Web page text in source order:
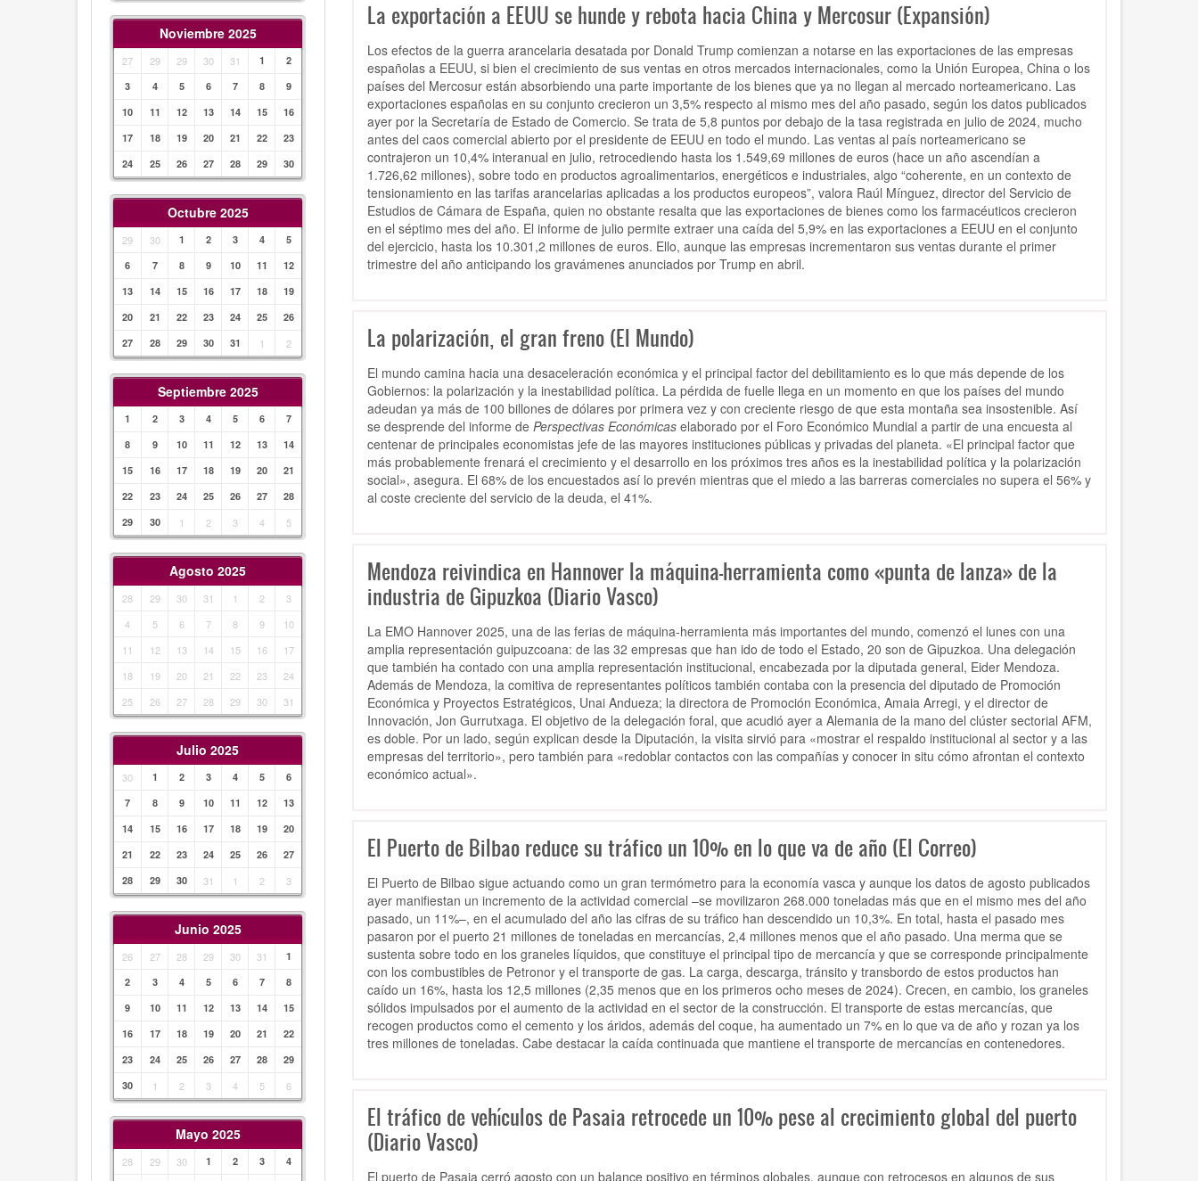
Noviembre 2025
27 29 29 30 31 1
2
3
4 5 6 7 8
9
10
11 12 13 14 15
16
17
18 19 20 21 22
23
24
25 26 27 28 29 30
Octubre 2025
29 30 1 2 3 4
5
6
7 8 9 10 11
12
13
14 15 16 17 18
19
20
21 22 23 24 25
26
27
28 29 30 31 1 2
Septiembre 2025
1 2 3 4 5 6
7
8
9 10 11 12 13
14
15
16 17 18 19 20
21
22
23 24 25 26 27
28
29
30 1 2 3 4 5
Agosto 2025
28 29 30 31 1 2
3
4
5 6 7 8 9
10
11
12 13 14 15 16
17
18
19 20 21 22 23
24
25
26 27 28 29 30 31
Julio 2025
30 1 2 3 4 5
6
7
8 9 10 11 12
13
14
15 16 17 18 19
20
21
22 23 24 25 26
27
28
29 30 31 1 2 3
Junio 2025
26 27 28 29 30 31
1
2
3 4 5 6 7
8
9
10 11 12 13 14
15
16
17 18 19 20 21
22
23
24 25 26 27 28
29
30
1 2 3 4 5 6
Mayo 2025
28 29 30 1 2 3
4
La exportación a EEUU se hunde y rebota hacia China y Mercosur (Expansión)
Los efectos de la guerra arancelaria desatada por Donald Trump comienzan a notarse en las exportaciones de las empresas
españolas a EEUU, si bien el crecimiento de sus ventas en otros mercados internacionales, como la Unión Europea, China o los
países del Mercosur están absorbiendo una parte importante de los bienes que ya no llegan al mercado norteamericano. Las
exportaciones españolas en su conjunto crecieron un 3,5% respecto al mismo mes del año pasado, según los datos publicados
ayer por la Secretaría de Estado de Comercio. Se trata de 5,8 puntos por debajo de la tasa registrada en julio de 2024, mucho
antes del caos comercial abierto por el presidente de EEUU en todo el mundo. Las ventas al país norteamericano se
contrajeron un 10,4% interanual en julio, retrocediendo hasta los 1.549,69 millones de euros (hace un año ascendían a
1.726,62 millones), sobre todo en productos agroalimentarios, energéticos e industriales, algo “coherente, en un contexto de
tensionamiento en las tarifas arancelarias aplicadas a los productos europeos”, valora Raúl Mínguez, director del Servicio de
Estudios de Cámara de España, quien no obstante resalta que las exportaciones de bienes como los farmacéuticos crecieron
en el séptimo mes del año. El informe de julio permite extraer una caída del 5,9% en las exportaciones a EEUU en el conjunto
del ejercicio, hasta los 10.301,2 millones de euros. Ello, aunque las empresas incrementaron sus ventas durante el primer
trimestre del año anticipando los gravámenes anunciados por Trump en abril.
La polarización, el gran freno (El Mundo)
El mundo camina hacia una desaceleración económica y el principal factor del debilitamiento es lo que más depende de los
Gobiernos: la polarización y la inestabilidad política. La pérdida de fuelle llega en un momento en que los países del mundo
adeudan ya más de 100 billones de dólares por primera vez y con creciente riesgo de que esta montaña sea insostenible. Así
se desprende del informe de Perspectivas Económicaselaborado por el Foro Económico Mundial a partir de una encuesta al
centenar de principales economistas jefe de las mayores instituciones públicas y privadas del planeta. «El principal factor que
más probablemente frenará el crecimiento y el desarrollo en los próximos tres años es la inestabilidad política y la polarización
social», asegura. El 68% de los encuestados así lo prevén mientras que el miedo a las barreras comerciales no supera el 56% y
al coste creciente del servicio de la deuda, el 41%.
Mendoza reivindica en Hannover la máquina-herramienta como «punta de lanza» de la
industria de Gipuzkoa (Diario Vasco)
La EMO Hannover 2025, una de las ferias de máquina-herramienta más importantes del mundo, comenzó el lunes con una
amplia representación guipuzcoana: de las 32 empresas que han ido de todo el Estado, 20 son de Gipuzkoa. Una delegación
que también ha contado con una amplia representación institucional, encabezada por la diputada general, Eider Mendoza.
Además de Mendoza, la comitiva de representantes políticos también contaba con la presencia del diputado de Promoción
Económica y Proyectos Estratégicos, Unai Andueza; la directora de Promoción Económica, Amaia Arregi, y el director de
Innovación, Jon Gurrutxaga. El objetivo de la delegación foral, que acudió ayer a Alemania de la mano del clúster sectorial AFM,
es doble. Por un lado, según explican desde la Diputación, la visita sirvió para «mostrar el respaldo institucional al sector y a las
empresas del territorio», pero también para «redoblar contactos con las compañías y conocer in situ cómo afrontan el contexto
económico actual».
El Puerto de Bilbao reduce su tráfico un 10% en lo que va de año (El Correo)
El Puerto de Bilbao sigue actuando como un gran termómetro para la economía vasca y aunque los datos de agosto publicados
ayer manifiestan un incremento de la actividad comercial –se movilizaron 268.000 toneladas más que en el mismo mes del año
pasado, un 11%–, en el acumulado del año las cifras de su tráfico han descendido un 10,3%. En total, hasta el pasado mes
pasaron por el puerto 21 millones de toneladas en mercancías, 2,4 millones menos que el año pasado. Una merma que se
sustenta sobre todo en los graneles líquidos, que constituye el principal tipo de mercancía y que se corresponde principalmente
con los combustibles de Petronor y el transporte de gas. La carga, descarga, tránsito y transbordo de estos productos han
caído un 16%, hasta los 12,5 millones (2,35 menos que en los primeros ocho meses de 2024). Crecen, en cambio, los graneles
sólidos impulsados por el aumento de la actividad en el sector de la construcción. El transporte de estas mercancías, que
recogen productos como el cemento y los áridos, además del coque, ha aumentado un 7% en lo que va de año y rozan ya los
tres millones de toneladas. Cabe destacar la caída continuada que mantiene el transporte de mercancías en contenedores.
El tráfico de vehículos de Pasaia retrocede un 10% pese al crecimiento global del puerto
(Diario Vasco)
El puerto de Pasaia cerró agosto con un balance positivo en términos globales, aunque con retrocesos en algunos de sus